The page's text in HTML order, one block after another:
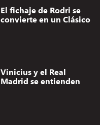
El fichaje de Rodri se
convierte en un Clásico
Vinicius y el Real
Madrid se entienden